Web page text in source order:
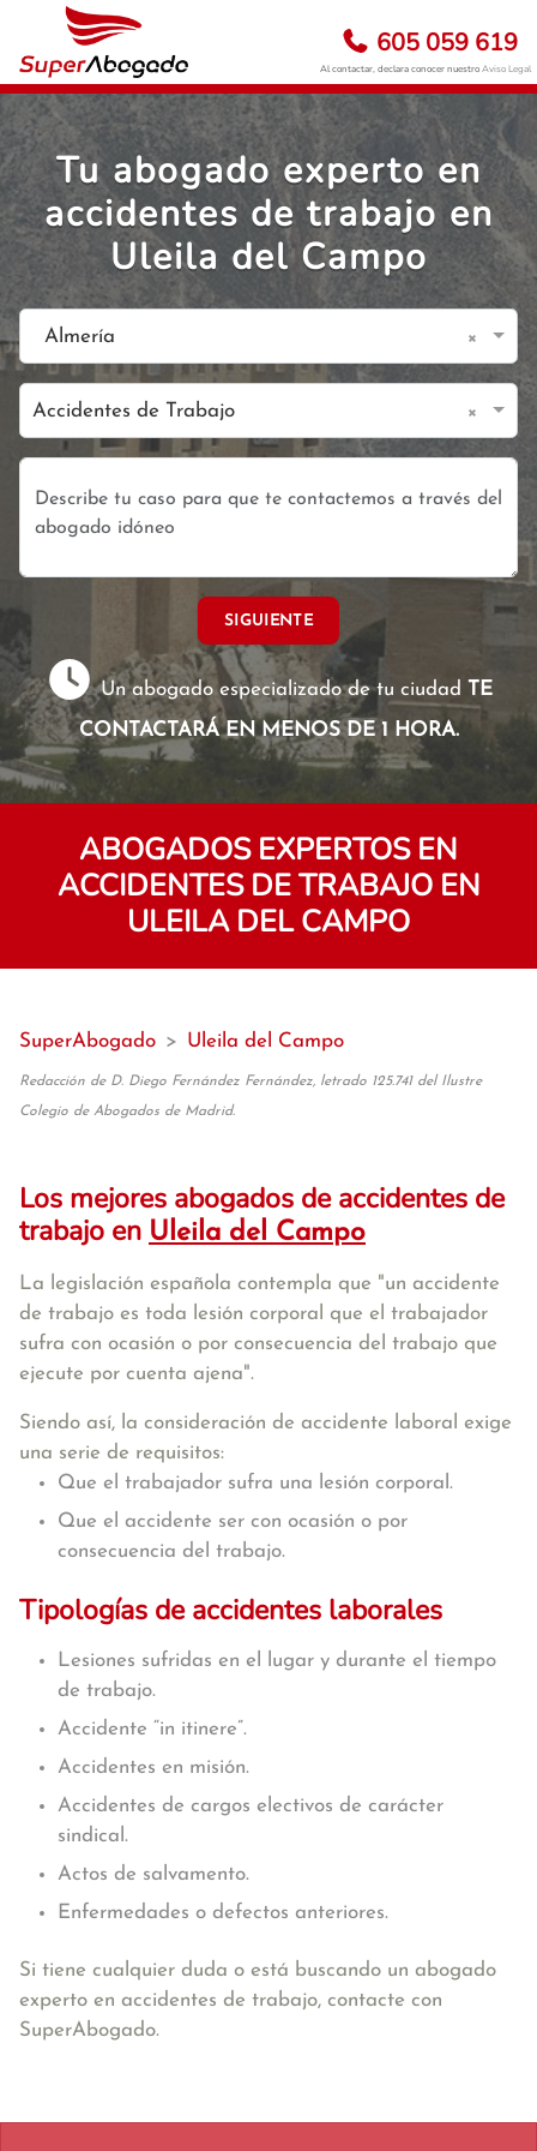
605 059 619
Al contactar, declara conocer nuestroAviso Legal
Tu abogado experto en
accidentes de trabajo en
Uleila del Campo
Almería ×
Accidentes de Trabajo ×
SIGUIENTE
Un abogado especializado de tu ciudad TE
CONTACTARÁ EN MENOS DE 1 HORA.
ABOGADOS EXPERTOS EN
ACCIDENTES DE TRABAJO EN
ULEILA DEL CAMPO
SuperAbogado > Uleila del Campo
Redacción de D. Diego Fernández Fernández, letrado 125.741 del Ilustre
Colegio de Abogados de Madrid.
Los mejores abogados de accidentes de
trabajo en Uleila del Campo
La legislación española contempla que "un accidente
de trabajo es toda lesión corporal que el trabajador
sufra con ocasión o por consecuencia del trabajo que
ejecute por cuenta ajena".
Siendo así, la consideración de accidente laboral exige
una serie de requisitos:
Que el trabajador sufra una lesión corporal.
Que el accidente ser con ocasión o por
consecuencia del trabajo.
Tipologías de accidentes laborales
Lesiones sufridas en el lugar y durante el tiempo
de trabajo.
Accidente “in itinere”.
Accidentes en misión.
Accidentes de cargos electivos de carácter
sindical.
Actos de salvamento.
Enfermedades o defectos anteriores.
Si tiene cualquier duda o está buscando un abogado
experto en accidentes de trabajo, contacte con
SuperAbogado.